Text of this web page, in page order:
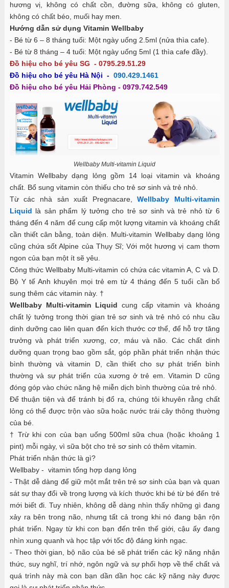
hương vị, không có chất cồn, đường sữa, không có gluten,
không có chất béo, muối hay men.
Hướng dẫn sử dụng Vitamin Wellbaby
- Bé từ 6 – 8 tháng tuổi: Một ngày uống 2.5ml (nửa thìa cafe).
- Bé từ 8 tháng – 4 tuổi: Một ngày uống 5ml (1 thìa cafe đầy).
Đồ hiệu cho bé yêu SG - 0795.29.51.29
Đồ hiệu cho bé yêu Hà Nội -‎ 090.429.1461
Đồ hiệu cho bé yêu Hải Phòng - 0979.742.549
Wellbaby Multi-vitamin Liquid
Vitamin Wellbaby dạng lỏng gồm 14 loại vitamin và khoáng
chất. Bổ sung vitamin còn thiếu cho trẻ sơ sinh và trẻ nhỏ.
Từ các nhà sản xuất Pregnacare,Wellbaby Multi-vitamin
Liquid là sản phẩm lý tưởng cho trẻ sơ sinh và trẻ nhỏ từ 6
tháng đến 4 năm để cung cấp một lượng vitamin và khoáng chất
cần thiết cân bằng, toàn diện. Multi-vitamin Wellbaby dạng lỏng
cũng chứa sốt Alpine của Thụy Sĩ; Với một hương vị cam thơm
ngon của bạn một ít sẽ yêu.
Công thức Wellbaby Multi-vitamin có chứa các vitamin A, C và D.
Bộ Y tế Anh khuyên mọi trẻ em từ 4 tháng đến 5 tuổi cần bổ
sung thêm các vitamin này. †
Wellbaby Multi-vitamin Liquid cung cấp vitamin và khoáng
chất lý tưởng trong thời gian trẻ sơ sinh và trẻ nhỏ có nhu cầu
dinh dưỡng cao liên quan đến kích thước cơ thể, để hỗ trợ tăng
trưởng và phát triển xương, cơ, máu và não. Các chất dinh
dưỡng quan trọng bao gồm sắt, góp phần phát triển nhận thức
bình thường và vitamin D, cần thiết cho sự phát triển bình
thường và sự phát triển của xương ở trẻ em. Vitamin D cũng
đóng góp vào chức năng hệ miễn dịch bình thường của trẻ nhỏ.
Để thuận tiện và để tránh bị đổ ra, chúng tôi khuyên rằng chất
lỏng có thể được trộn vào sữa hoặc nước trái cây thông thường
của bé.
† Trừ khi con của bạn uống 500ml sữa chua (hoặc khoảng 1
pint) mỗi ngày, vì sữa bột cho trẻ sơ sinh có thêm vitamin.
Phát triển nhận thức là gì?
Wellbaby - vitamin tổng hợp dạng lỏng
- Thật dễ dàng để giữ một mắt trên trẻ sơ sinh của bạn và quan
sát sự thay đổi về trọng lượng và kích thước khi bé từ bé đến trẻ
mới biết đi. Tuy nhiên, không dễ dàng nhìn thấy những gì đang
xảy ra bên trong não, nhưng tất cả trong khi nó đang bận rộn
phát triển. Ngay từ khi con bạn đến trên thế giới, cậu ấy đang
nhìn xung quanh và học tập với tốc độ đáng kinh ngạc.
- Theo thời gian, bộ não của bé sẽ phát triển các kỹ năng nhận
thức, suy nghĩ, trí nhớ, ngôn ngữ và sự phối hợp về thể chất và
quá trình này mà con bạn dần dần học các kỹ năng này được